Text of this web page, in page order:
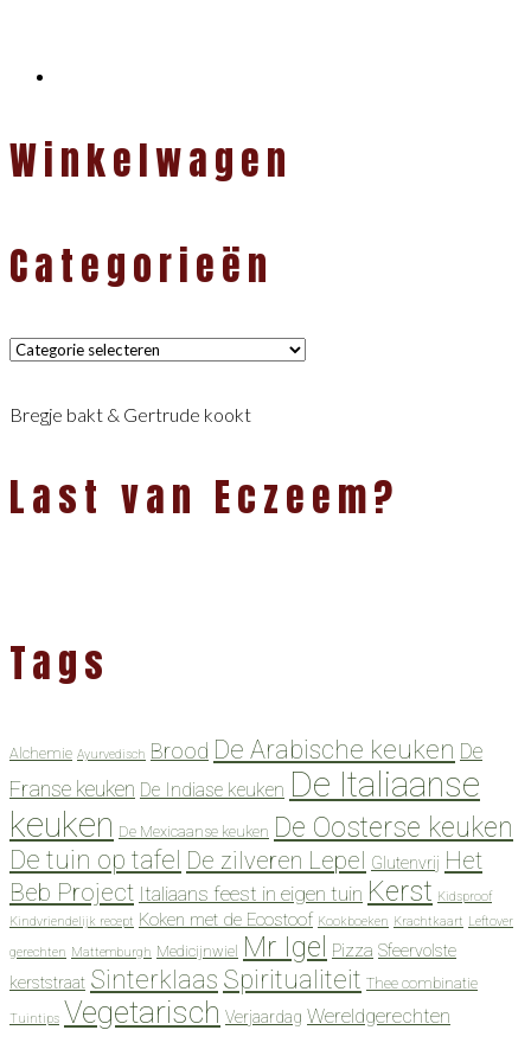
Winkelwagen
Categorieën
Categorieën
Bregje bakt & Gertrude kookt
Last van Eczeem?
Tags
Alchemie Ayurvedisch Brood De Arabische keuken De
Franse keuken De Indiase keuken De Italiaanse
keuken De Mexicaanse keuken De Oosterse keuken
De tuin op tafel De zilveren Lepel Glutenvrij Het
Beb Project Italiaans feest in eigen tuin Kerst Kidsproof
Kindvriendelijk recept Koken met de Ecostoof Kookboeken Krachtkaart Leftover
gerechten Mattemburgh Medicijnwiel Mr Igel Pizza Sfeervolste
kerststraat Sinterklaas Spiritualiteit Thee combinatie
Tuintips Vegetarisch Verjaardag Wereldgerechten